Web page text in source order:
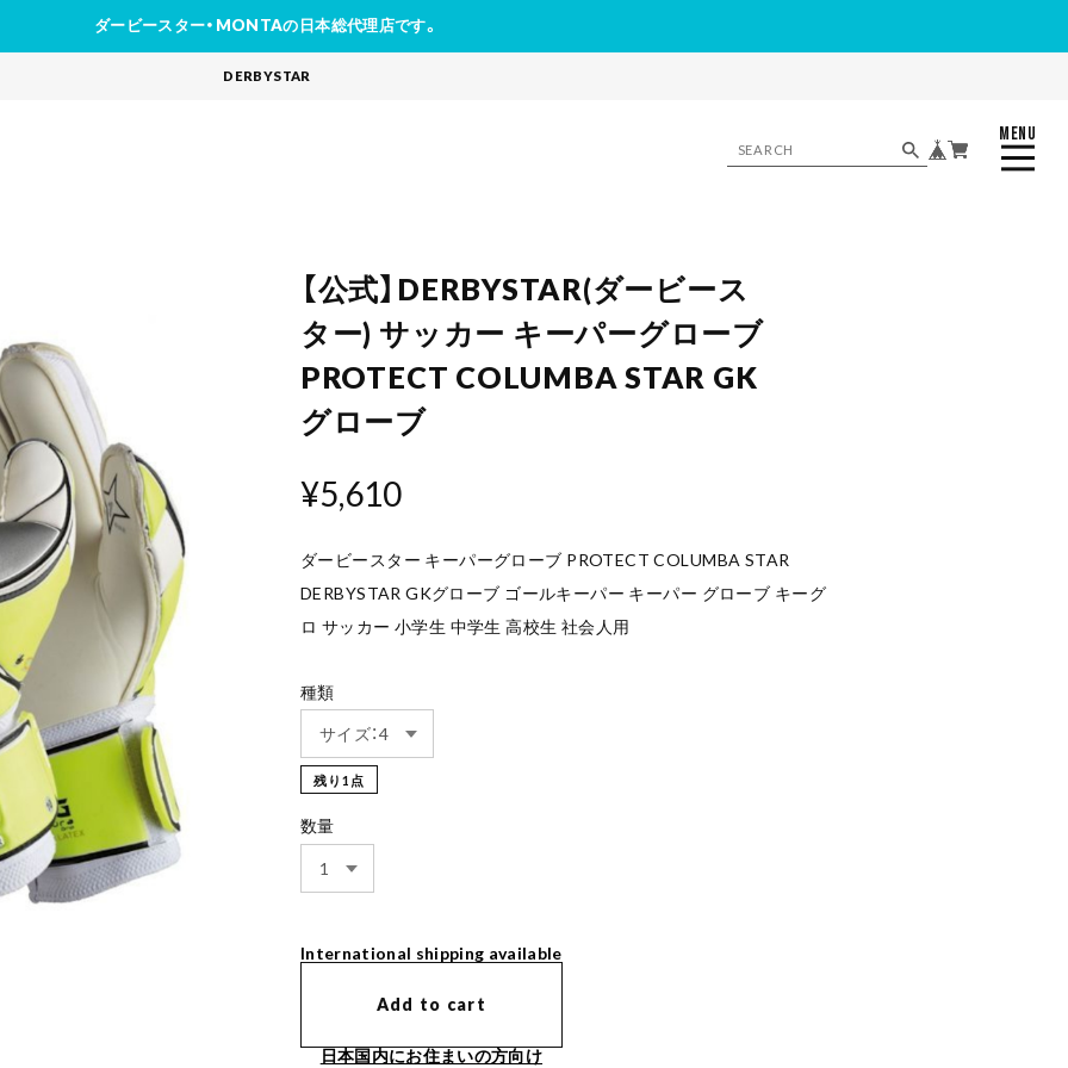
ダービースター・MONTAの日本総代理店です。
DERBYSTAR
MENU
CLOSE
【公式】DERBYSTAR(ダービース
ター) サッカー キーパーグローブ
PROTECT COLUMBA STAR GK
グローブ
¥5,610
ダービースター キーパーグローブ PROTECT COLUMBA STAR
DERBYSTAR GKグローブ ゴールキーパー キーパー グローブ キーグ
ロ サッカー 小学生 中学生 高校生 社会人用
種類
残り1点
数量
International shipping available
Add to cart
日本国内にお住まいの方向け